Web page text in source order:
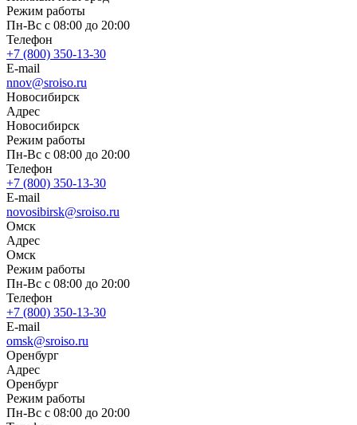
Режим работы
Пн-Вс с 08:00 до 20:00
Телефон
+7 (800) 350-13-30
E-mail
nnov@sroiso.ru
Новосибирск
Адрес
Новосибирск
Режим работы
Пн-Вс с 08:00 до 20:00
Телефон
+7 (800) 350-13-30
E-mail
novosibirsk@sroiso.ru
Омск
Адрес
Омск
Режим работы
Пн-Вс с 08:00 до 20:00
Телефон
+7 (800) 350-13-30
E-mail
omsk@sroiso.ru
Оренбург
Адрес
Оренбург
Режим работы
Пн-Вс с 08:00 до 20:00